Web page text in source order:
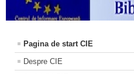
Pagina de start CIE
Despre CIE